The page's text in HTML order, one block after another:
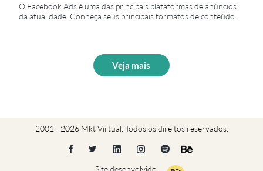
O Facebook Ads é uma das principais plataformas de anúncios
da atualidade. Conheça seus principais formatos de conteúdo.
Veja mais
2001 - 2026 Mkt Virtual. Todos os direitos reservados.
Site desenvolvido